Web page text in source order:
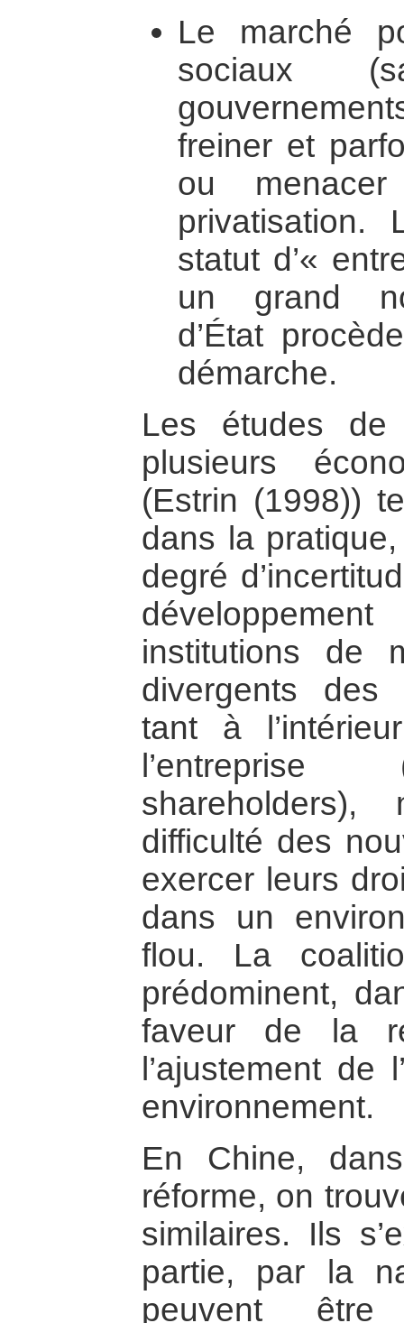
Le marché
sociaux
freiner et
ou
privatisation.
statut d’«
un grand
d’État
démarche.
Les études de
plusieurs
(Estrin (1998))
dans la
degré
institutions de
divergents des
tant à
l’entreprise
difficulté des
exercer leurs
dans un
flou. La
prédominent,
faveur de la
l’ajustement de
environnement.
En Chine,
réforme, on
similaires. Ils
partie, par la
peuvent